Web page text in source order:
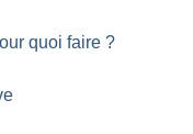
quoi faire ?